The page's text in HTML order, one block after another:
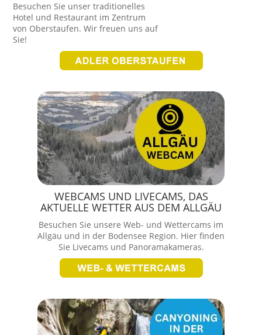
Besuchen Sie unser traditionelles
Hotel und Restaurant im Zentrum
von Oberstaufen. Wir freuen uns auf
Sie!
WEBCAMS UND LIVECAMS, DAS
AKTUELLE WETTER AUS DEM ALLGÄU
Besuchen Sie unsere Web- und Wettercams im
Allgäu und in der Bodensee Region. Hier finden
Sie Livecams und Panoramakameras.